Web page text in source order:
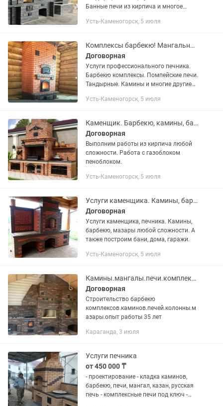
Банные печи из кирпича и многое
бань, беседок! 17 лет стаж!
Усть-Каменогорск, 5 июля
Комплексы барбекю! Мангальные зоны! Камины, помпейские печи и другое!
Договорная
Услуги профессионального печника.
Барбекю комплексы. Помпейские печи.
Тандырные. Камины и многие другие
кирпича
Усть-Каменогорск, 5 июля
Каменщик. Барбекю, камины, бани дома. Банные печи из кирпича
Договорная
Выполним работы из кирпича любой
сложности. Работа с газоблоком
пеноблоком.
Усть-Каменогорск, 5 июля
Услуги каменщика. Камины, барбекю, мазары, любой сложности.
Договорная
Услуги каменщика, печника. Камины,
барбекю, мазары любой сложности. А
также построим бани, дома, гаражи.
Усть-Каменогорск, 5 июля
Камины.мангалы.печи.комплексы барбекю
Договорная
Строительство барбекю
комплексов.каминов.печей.колонны.м
азары.опыт работы 35 лет
Караганда, 3 июля
Услуги печника
от 450 000 ₸
- проектирование - кладка каминов,
барбекю, печи, мангал, казан, русская
печь - комплексные печи под ключ -